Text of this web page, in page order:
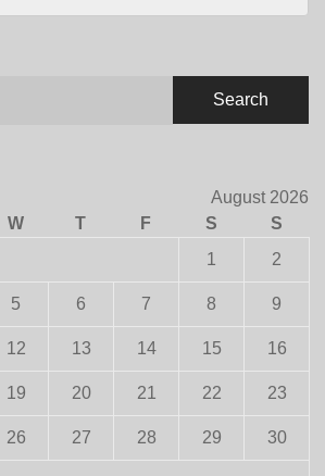
August 2026
W T F S
S
1
2
5 6 7 8 9
12 13 14 15 16
19 20 21 22 23
26 27 28 29 30